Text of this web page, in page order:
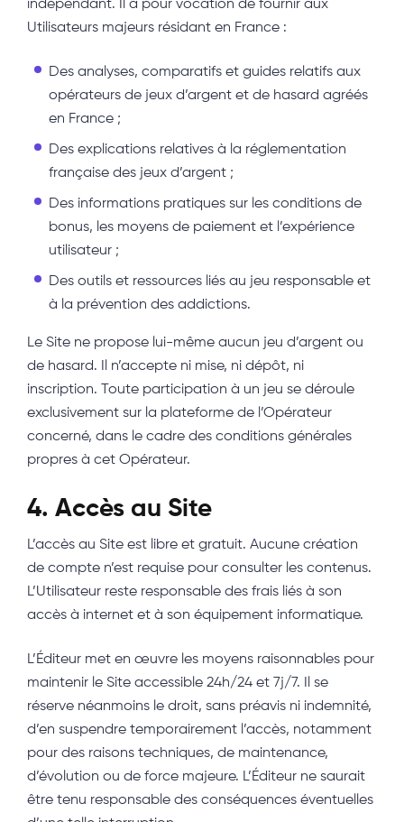
indépendant. Il a pour vocation de fournir aux
Utilisateurs majeurs résidant en France :
Des analyses, comparatifs et guides relatifs aux
opérateurs de jeux d’argent et de hasard agréés
en France ;
Des explications relatives à la réglementation
française des jeux d’argent ;
Des informations pratiques sur les conditions de
bonus, les moyens de paiement et l’expérience
utilisateur ;
Des outils et ressources liés au jeu responsable et
à la prévention des addictions.
Le Site ne propose lui-même aucun jeu d’argent ou
de hasard. Il n’accepte ni mise, ni dépôt, ni
inscription. Toute participation à un jeu se déroule
exclusivement sur la plateforme de l’Opérateur
concerné, dans le cadre des conditions générales
propres à cet Opérateur.
4. Accès au Site
L’accès au Site est libre et gratuit. Aucune création
de compte n’est requise pour consulter les contenus.
L’Utilisateur reste responsable des frais liés à son
accès à internet et à son équipement informatique.
L’Éditeur met en œuvre les moyens raisonnables pour
maintenir le Site accessible 24h/24 et 7j/7. Il se
réserve néanmoins le droit, sans préavis ni indemnité,
d’en suspendre temporairement l’accès, notamment
pour des raisons techniques, de maintenance,
d’évolution ou de force majeure. L’Éditeur ne saurait
être tenu responsable des conséquences éventuelles